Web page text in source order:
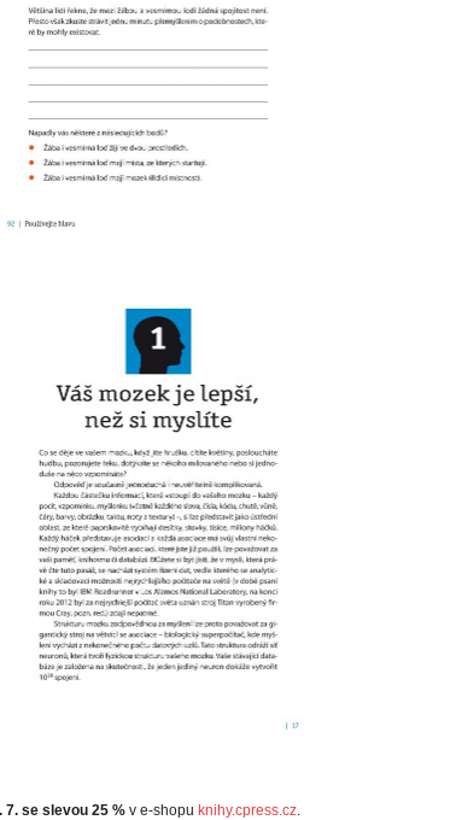
7. se slevou 25 % v e-shopu knihy.cpress.cz.